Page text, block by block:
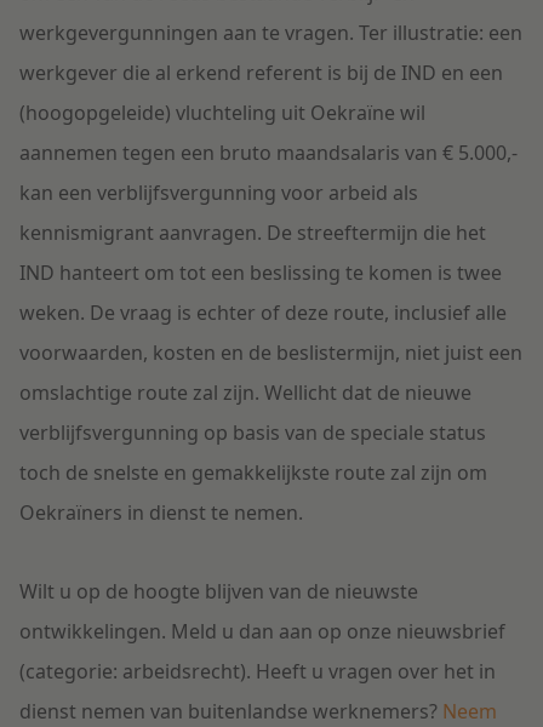
werkgevergunningen aan te vragen. Ter illustratie: een
werkgever die al erkend referent is bij de IND en een
(hoogopgeleide) vluchteling uit Oekraïne wil
aannemen tegen een bruto maandsalaris van € 5.000,-
kan een verblijfsvergunning voor arbeid als
kennismigrant aanvragen. De streeftermijn die het
IND hanteert om tot een beslissing te komen is twee
weken. De vraag is echter of deze route, inclusief alle
voorwaarden, kosten en de beslistermijn, niet juist een
omslachtige route zal zijn. Wellicht dat de nieuwe
verblijfsvergunning op basis van de speciale status
toch de snelste en gemakkelijkste route zal zijn om
Oekraïners in dienst te nemen.
Wilt u op de hoogte blijven van de nieuwste
ontwikkelingen. Meld u dan aan op onze nieuwsbrief
(categorie: arbeidsrecht). Heeft u vragen over het in
dienst nemen van buitenlandse werknemers? Neem